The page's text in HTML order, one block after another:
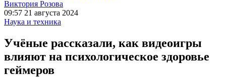
Виктория Розова
09:57 21 августа 2024
Наука и техника
Учёные рассказали, как видеоигры
влияют на психологическое здоровье
геймеров